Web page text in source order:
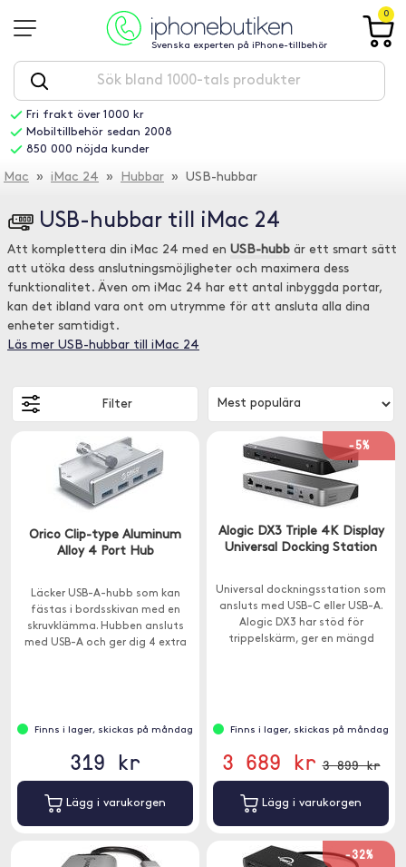
Svenska experten på iPhone-tillbehör
0
Fri frakt över 1000 kr
Mobiltillbehör sedan 2008
850 000 nöjda kunder
Mac » iMac 24 » Hubbar » USB-hubbar
USB-hubbar till iMac 24
Att komplettera din iMac 24 med en USB-hubb är ett smart sätt
att utöka dess anslutningsmöjligheter och maximera dess
funktionalitet. Även om iMac 24 har ett antal inbyggda portar,
kan det ibland vara ont om utrymme för att ansluta alla dina
enheter samtidigt.
Läs mer USB-hubbar till iMac 24
Filter
Orico Clip-type Aluminum
Alloy 4 Port Hub
Läcker USB-A-hubb som kan
fästas i bordsskivan med en
skruvklämma. Hubben ansluts
med USB-A och ger dig 4 extra
Finns i lager, skickas på måndag
319 kr
Lägg i varukorgen
-5%
Alogic DX3 Triple 4K Display
Universal Docking Station
Universal dockningsstation som
ansluts med USB-C eller USB-A.
Alogic DX3 har stöd för
trippelskärm, ger en mängd
Finns i lager, skickas på måndag
3 689 kr 3 899 kr
Lägg i varukorgen
-32%